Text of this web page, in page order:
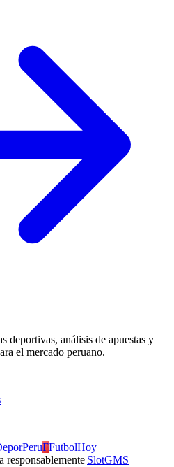
deportivas, análisis de apuestas y
el mercado peruano.
FFutbolHoy
responsablemente|SlotGMS